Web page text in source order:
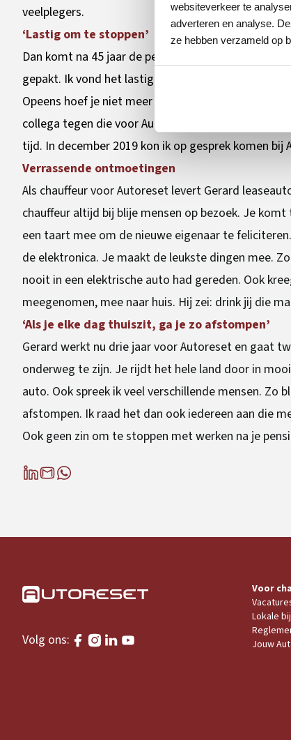
websiteverkeer te
adverteren en analyse.
ze hebben verzameld op
veelplegers.
‘Lastig om te stoppen’
Dan komt na 45 jaar de pensioengerechtigde
gepakt. Ik vond het lastig om te stoppen,” vertelt
Opeens hoef je niet meer ergens voor op te staan
collega tegen die voor Autoreset werkt. “Hij was
tijd. In december 2019 kon ik op gesprek komen
Verrassende ontmoetingen
Als chauffeur voor Autoreset levert Gerard
chauffeur altijd bij blije mensen op bezoek. Je
een taart mee om de nieuwe eigenaar te
de elektronica. Je maakt de leukste dingen mee.
nooit in een elektrische auto had gereden. Ook
meegenomen, mee naar huis. Hij zei: drink jij die
‘Als je elke dag thuiszit, ga je zo afstompen’
Gerard werkt nu drie jaar voor Autoreset en gaat
onderweg te zijn. Je rijdt het hele land door in
auto. Ook spreek ik veel verschillende mensen.
afstompen. Ik raad het dan ook iedereen aan die
Ook geen zin om te stoppen met werken na je
Volg ons:
Voor
Lokale
Jouw